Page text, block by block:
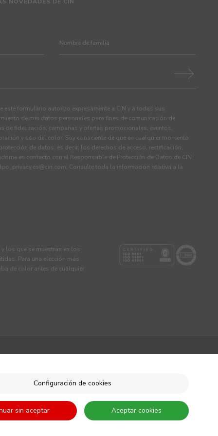
este formulario autorizo expresamente a CIN y a todas sus
de mis datos personales para fines de comunicación de
de fidelización, campañas y ofertas promocionales, eventos,
y uso del color. Soy consciente de que en cualquier momento
de datos, es decir, los derechos de acceso, rectificación,
en contacto con el Responsable de Protección de Datos de CIN
. Consulte toda la información relativa a la
los que se muestran en los
Para una elección más
de color antes de cualquier
Configuración de cookies
sin aceptar Aceptar cookies